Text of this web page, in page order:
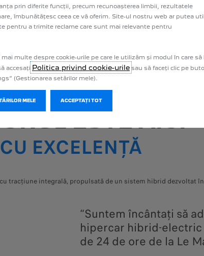
ESTE AICI
CU EXCELENȚĂ
tracțiune integrală, propulsată de un sistem hibrid dezvoltat
“Suntem încântați să
hipercar hibrid-
de 24 de ore de la Le
prin diferite funcții, precum recunoașterea limbii, rezultatele
îmbunătățesc ceea ce vă oferim. Site-ul nostru web ar putea
pentru a trimite reclame care sunt mai relevante pentru
multe despre cookie-urile pe care le utilizăm și modul în care să
accesați Politica privind cookie-urile sau să faceți clic pe
(Gestionarea setărilor mele).
MELE ACCEPTAȚI TOT